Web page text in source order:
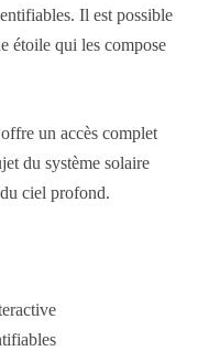
Il est possible
étoile qui les compose
un accès complet
du système solaire
ciel profond.